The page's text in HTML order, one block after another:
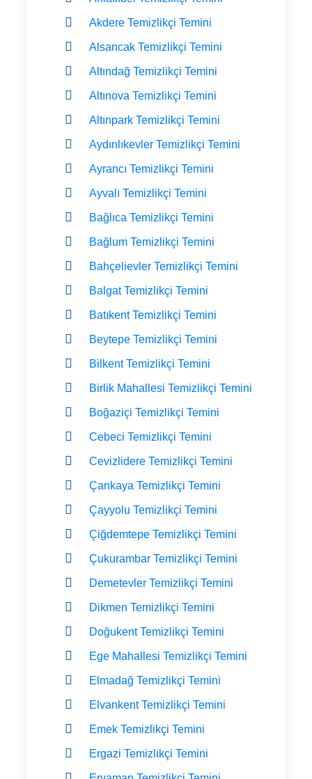
Akdere Temizlikçi Temini
Alsancak Temizlikçi Temini
Altındağ Temizlikçi Temini
Altınova Temizlikçi Temini
Altınpark Temizlikçi Temini
Aydınlıkevler Temizlikçi Temini
Ayrancı Temizlikçi Temini
Ayvalı Temizlikçi Temini
Bağlıca Temizlikçi Temini
Bağlum Temizlikçi Temini
Bahçelievler Temizlikçi Temini
Balgat Temizlikçi Temini
Batıkent Temizlikçi Temini
Beytepe Temizlikçi Temini
Bilkent Temizlikçi Temini
Birlik Mahallesi Temizlikçi Temini
Boğaziçi Temizlikçi Temini
Cebeci Temizlikçi Temini
Cevizlidere Temizlikçi Temini
Çankaya Temizlikçi Temini
Çayyolu Temizlikçi Temini
Çiğdemtepe Temizlikçi Temini
Çukurambar Temizlikçi Temini
Demetevler Temizlikçi Temini
Dikmen Temizlikçi Temini
Doğukent Temizlikçi Temini
Ege Mahallesi Temizlikçi Temini
Elmadağ Temizlikçi Temini
Elvankent Temizlikçi Temini
Emek Temizlikçi Temini
Ergazi Temizlikçi Temini